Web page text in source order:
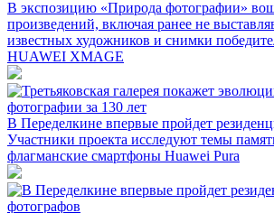
В экспозицию «Природа фотографии»
произведений, включая ранее не
известных художников и снимки
HUAWEI XMAGE
В Переделкине впервые пройдет
Участники проекта исследуют темы
флагманские смартфоны Huawei Pura